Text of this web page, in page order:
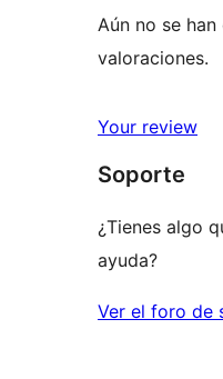
Aún no se han
valoraciones.
Your review
Soporte
¿Tienes algo
ayuda?
Ver el foro de